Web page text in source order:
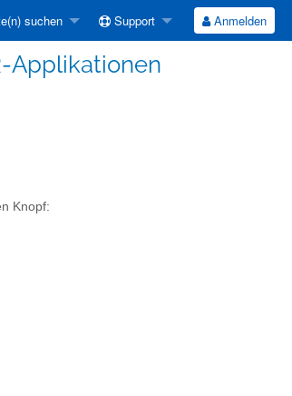
suchen Support Anmelden
Applikationen
Knopf: